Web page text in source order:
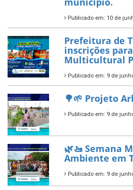
Publicado em: 10 de
Prefeitura de
inscrições
Multicultural
Publicado em: 9 de
🌳🌱 Projeto
Publicado em: 9 de
🌿🚤 Semana
Ambiente em
Publicado em: 9 de